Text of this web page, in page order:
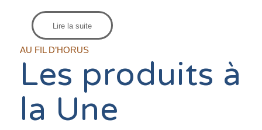
Lire la suite
AU FIL D’HORUS
Les produits à
la Une